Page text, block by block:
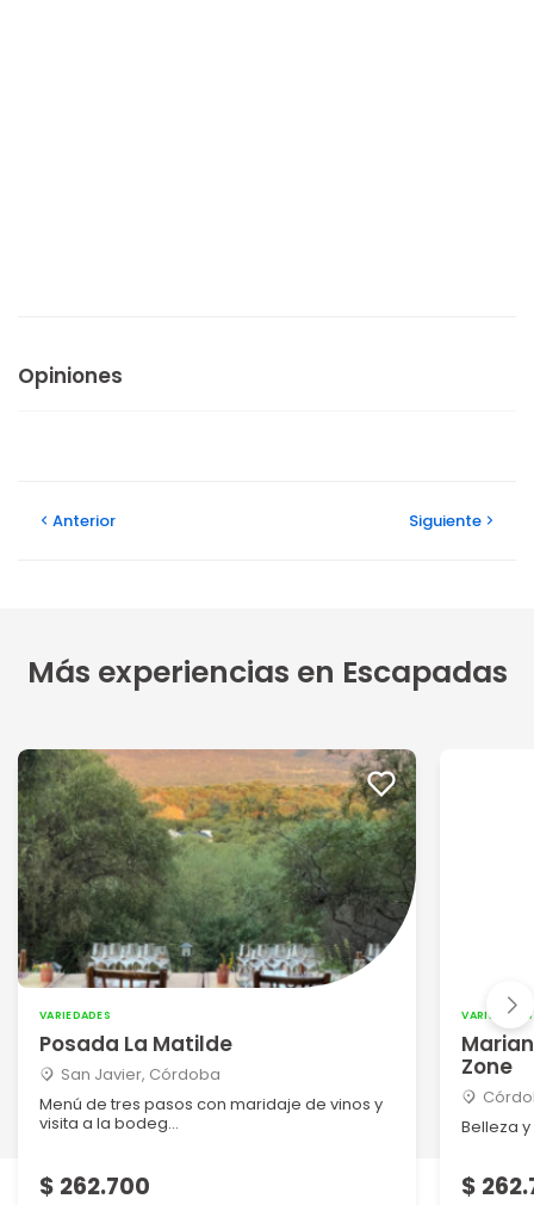
Opiniones
Anterior Siguiente
Más experiencias en Escapadas
VARIEDADES
Posada La Matilde
San Javier, Córdoba
Menú de tres pasos con maridaje de vinos y
visita a la bodeg...
$ 262.700
VARIEDADES
Zone
Belleza
$